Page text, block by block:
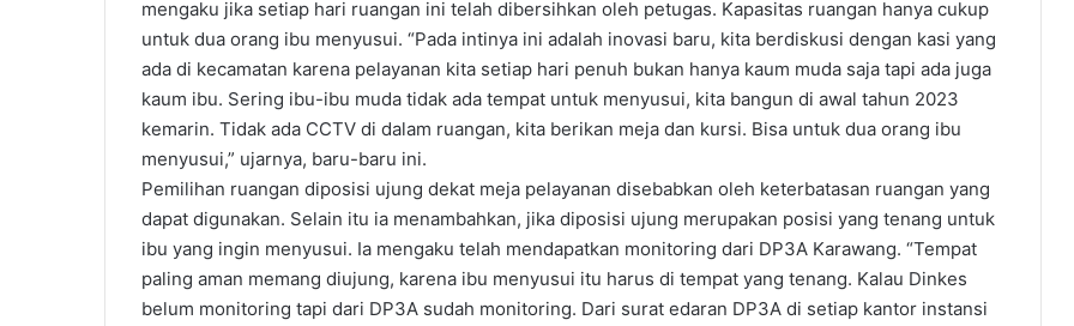
mengaku jika setiap hari ruangan ini telah dibersihkan oleh petugas. Kapasitas ruangan hanya cukup
untuk dua orang ibu menyusui. “Pada intinya ini adalah inovasi baru, kita berdiskusi dengan kasi yang
ada di kecamatan karena pelayanan kita setiap hari penuh bukan hanya kaum muda saja tapi ada juga
kaum ibu. Sering ibu-ibu muda tidak ada tempat untuk menyusui, kita bangun di awal tahun 2023
kemarin. Tidak ada CCTV di dalam ruangan, kita berikan meja dan kursi. Bisa untuk dua orang ibu
menyusui,” ujarnya, baru-baru ini.
Pemilihan ruangan diposisi ujung dekat meja pelayanan disebabkan oleh keterbatasan ruangan yang
dapat digunakan. Selain itu ia menambahkan, jika diposisi ujung merupakan posisi yang tenang untuk
ibu yang ingin menyusui. Ia mengaku telah mendapatkan monitoring dari DP3A Karawang. “Tempat
paling aman memang diujung, karena ibu menyusui itu harus di tempat yang tenang. Kalau Dinkes
belum monitoring tapi dari DP3A sudah monitoring. Dari surat edaran DP3A di setiap kantor instansi